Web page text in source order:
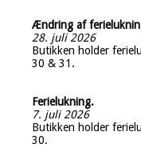
Ændring af
28. juli 2026
Butikken holder
30 & 31.
Ferielukning.
7. juli 2026
Butikken holder
30.